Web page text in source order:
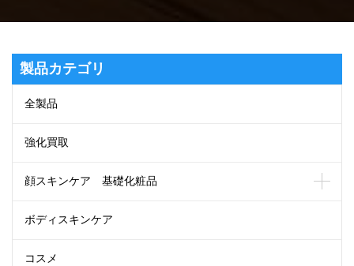
製品カテゴリ
全製品
強化買取
顔スキンケア 基礎化粧品
ボディスキンケア
コスメ